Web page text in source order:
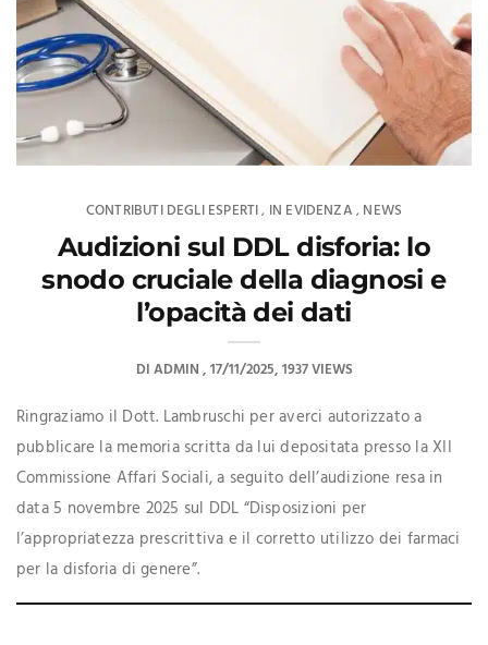
CONTRIBUTI DEGLI ESPERTI, IN EVIDENZA , NEWS
Audizioni sul DDL disforia: lo
snodo cruciale della diagnosi e
l’opacità dei dati
DIADMIN 17/11/2025 1937 VIEWS
Ringraziamo il Dott. Lambruschi per averci autorizzato a
pubblicare la memoria scritta da lui depositata presso la XII
Commissione Affari Sociali, a seguito dell’audizione resa in
data 5 novembre 2025 sul DDL “Disposizioni per
l’appropriatezza prescrittiva e il corretto utilizzo dei farmaci
per la disforia di genere”.